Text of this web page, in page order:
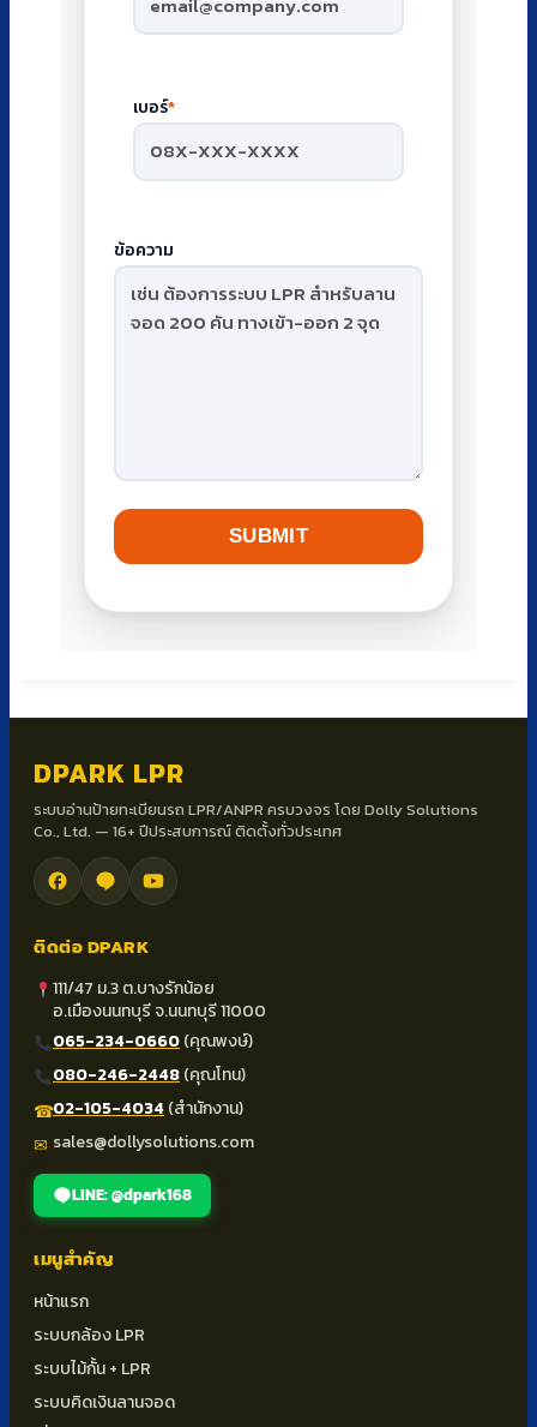
เบอร์*
ข้อความ
SUBMIT
DPARK LPR
ระบบอ่านป้ายทะเบียนรถ LPR/ANPR ครบวงจร โดย Dolly Solutions
Co., Ltd. — 16+ ปีประสบการณ์ ติดตั้งทั่วประเทศ
ติดต่อ DPARK
111/47 ม.3 ต.บางรักน้อย
อ.เมืองนนทบุรี จ.นนทบุรี 11000
065-234-0660(คุณพงษ์)
080-246-2448(คุณโทน)
☎02-105-4034(สำนักงาน)
✉ sales@dollysolutions.com
LINE: @dpark168
เมนูสำคัญ
หน้าแรก
ระบบกล้อง LPR
ระบบไม้กั้น + LPR
ระบบคิดเงินลานจอด